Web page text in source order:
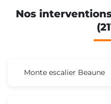
Nos
Monte escalier Beaune